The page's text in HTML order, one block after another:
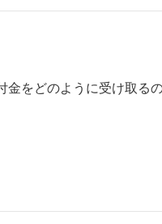
金をどのように受け取る